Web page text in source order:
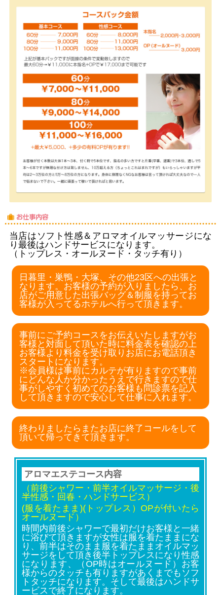
当店はソフト性感＆アロマオイルマッサージにな
り最後はハンドサービスになります。
（トップレス・オールヌード・タッチ有り）
日暮里・巣鴨・大塚、その他23区への出張と
なります。お客様の予約が入りましたら、お
店がご用意した出張バッグ＆制服を持ってお
客様が入ってるホテルへ行って頂きます。
事前にご予約コースをお伝えいたしますがお
客様と対面して頂いた時に料金表を確認の上
お客様より料金を受け取りお店にお電話頂き
スタートになります。
※会員様は事前にカルテが有りますので事前
にどんな人か分かったうえで行きますので仕
事がしやすく初めてのお客様も問診票を記入
して頂きますので安心して仕事に入れます。
終わりましたらまたお店に終了コールをして
頂いて帰ってきて頂きます。
アロマエステコース内容
（前後シャワー・前半オイルマッサージ・後
半性感・回春・ハンドサービス）
(服を着たまま)(トップレス）OPが付いたら
オールヌード）
時間内前後シャワーで最初だけお客様と一緒
に浴びて頂きますが女性は服を着たままにな
り、前半はそのまま服を着たままオイルマッ
サージをして頂き後半トップレスになり性感
になります、（OP時はオールヌード）お客
様からのタッチも有りますがあくまでもソフ
トタッチになります。そして最後はハンドサ
ービスで終了になります。